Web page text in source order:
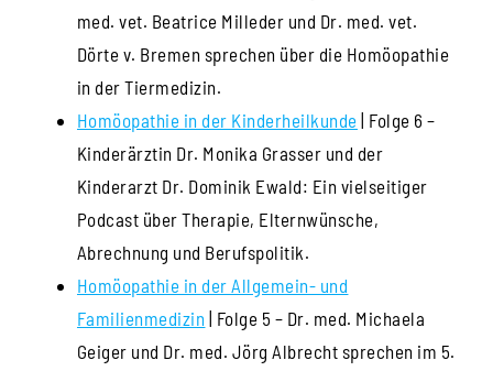
med. vet. Beatrice Milleder und Dr. med. vet.
Dörte v. Bremen sprechen über die Homöopathie
in der Tiermedizin.
Homöopathie in der Kinderheilkunde | Folge 6 –
Kinderärztin Dr. Monika Grasser und der
Kinderarzt Dr. Dominik Ewald: Ein vielseitiger
Podcast über Therapie, Elternwünsche,
Abrechnung und Berufspolitik.
Homöopathie in der Allgemein- und
Familienmedizin | Folge 5 – Dr. med. Michaela
Geiger und Dr. med. Jörg Albrecht sprechen im 5.